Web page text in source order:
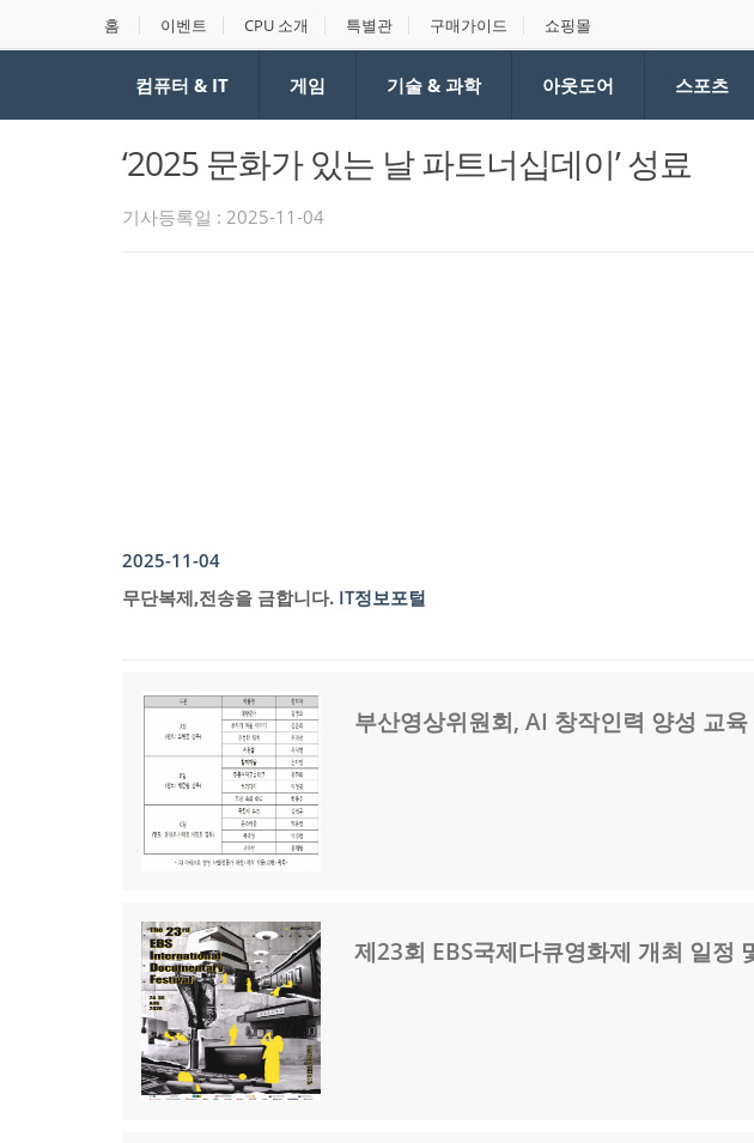
홈 이벤트 CPU 소개 특별관 구매가이드 쇼핑몰
컴퓨터 & IT 게임 기술 & 과학 아웃도어 스포츠
‘2025 문화가 있는 날 파트너십데이’ 성료
기사등록일 : 2025-11-04
2025-11-04
무단복제,전송을 금합니다. IT정보포털
부산영상위원회, AI 창작인력 양성 교
제23회 EBS국제다큐영화제 개최 일정